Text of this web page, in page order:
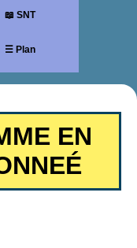
📖 SNT
☰ Plan
EN